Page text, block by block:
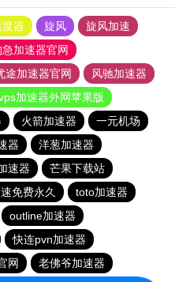
器 旋风
旋风加速
急加速器官网
途加速器官网
风驰加速器
加速器外网苹果版
火箭加速器
一元机场
器
洋葱加速器
速器
芒果下载站
免费永久
toto加速器
outline加速器
快连pvn加速器
网
老佛爷加速器